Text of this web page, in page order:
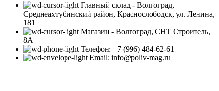
Главный склад - Волгоград,
Среднеахтубинский район, Краснослободск, ул. Ленина,
181
Магазин - Волгоград, СНТ Строитель,
8А
Телефон: +7 (996) 484-62-61
Email: info@poliv-mag.ru